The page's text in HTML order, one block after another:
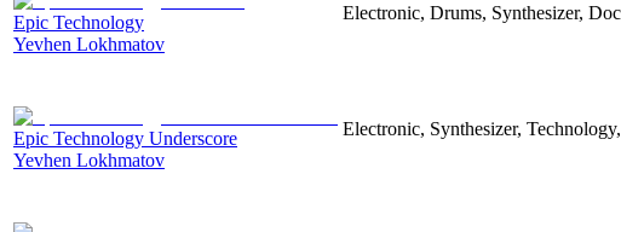
Epic Technology
Yevhen Lokhmatov
Electronic, Drums, Synthesizer,
Epic Technology Underscore
Yevhen Lokhmatov
Electronic, Synthesizer,